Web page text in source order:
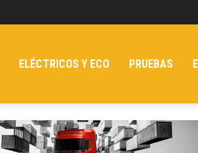
ELÉCTRICOS Y ECO PRUEBAS